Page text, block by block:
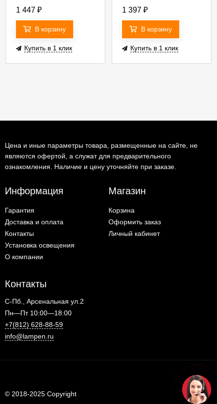
(214610+214607+214003)
1 447 ₽
В корзину
Купить в 1 клик
(214610+214607+214007)
1 397 ₽
В корзину
Купить в 1 клик
Цена и иные параметры товара, размещенные на сайте, не
являются офертой, а служат для предварительного
ознакомления. Наличие и цену уточняйте при заказе.
Информация
Гарантия
Доставка и оплата
Контакты
Установка освещения
О компании
Магазин
Корзина
Оформить заказ
Личный кабинет
Контакты
С-Пб., Арсенальная ул.2
Пн—Пт 10:00—18:00
+7(812) 628-88-59
info@lampen.ru
© 2018-2025 Copyright